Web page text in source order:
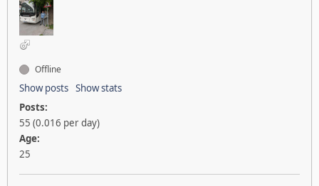
Offline
Show posts Show stats
Posts:
55 (0.016 per day)
Age:
25